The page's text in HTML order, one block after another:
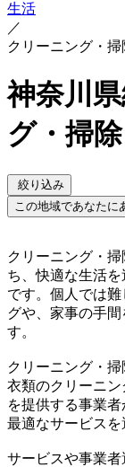
生活
／
クリーニング・
神奈川
グ・掃
絞り込み
この地域であなたに
クリーニング・
ち、快適な生活
です。個人では
グや、家事の手
す。
クリーニング・
衣類のクリーニ
を提供する事業
最適なサービスを
サービスや事業者